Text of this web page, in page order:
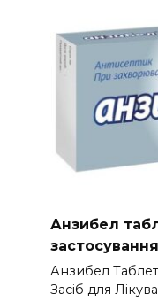
Анзибел
Анзибел
Засіб для